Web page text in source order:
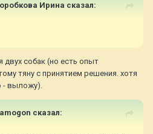
Ирина сказал:
двух собак (но есть опыт
тяну с принятием решения. хотя
- выложу).
сказал: